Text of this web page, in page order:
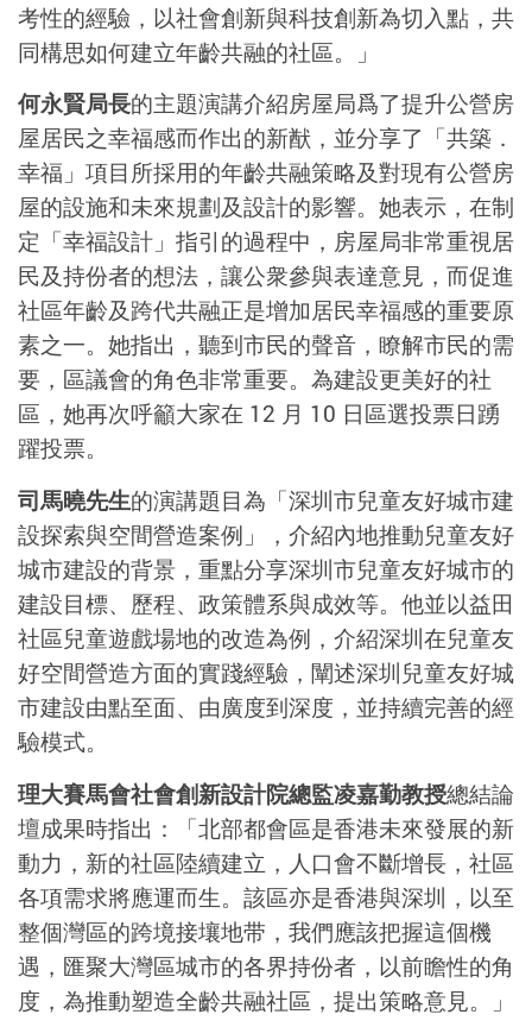
考性的經驗，以社會創新與科技創新為切入點，共
同構思如何建立年齡共融的社區。」
何永賢局長的主題演講介紹房屋局爲了提升公營房
屋居民之幸福感而作出的新猷，並分享了「共築．
幸福」項目所採用的年齡共融策略及對現有公營房
屋的設施和未來規劃及設計的影響。她表示，在制
定「幸福設計」指引的過程中，房屋局非常重視居
民及持份者的想法，讓公衆參與表達意見，而促進
社區年齡及跨代共融正是增加居民幸福感的重要原
素之一。她指出，聽到市民的聲音，瞭解市民的需
要，區議會的角色非常重要。為建設更美好的社
區，她再次呼籲大家在 12 月 10 日區選投票日踴
躍投票。
司馬曉先生的演講題目為「深圳市兒童友好城市建
設探索與空間營造案例」，介紹內地推動兒童友好
城市建設的背景，重點分享深圳市兒童友好城市的
建設目標、歷程、政策體系與成效等。他並以益田
社區兒童遊戲場地的改造為例，介紹深圳在兒童友
好空間營造方面的實踐經驗，闡述深圳兒童友好城
市建設由點至面、由廣度到深度，並持續完善的經
驗模式。
理大賽馬會社會創新設計院總監凌嘉勤教授總結論
壇成果時指出：「北部都會區是香港未來發展的新
動力，新的社區陸續建立，人口會不斷增長，社區
各項需求將應運而生。該區亦是香港與深圳，以至
整個灣區的跨境接壤地带，我們應該把握這個機
遇，匯聚大灣區城市的各界持份者，以前瞻性的角
度，為推動塑造全齡共融社區，提出策略意見。」